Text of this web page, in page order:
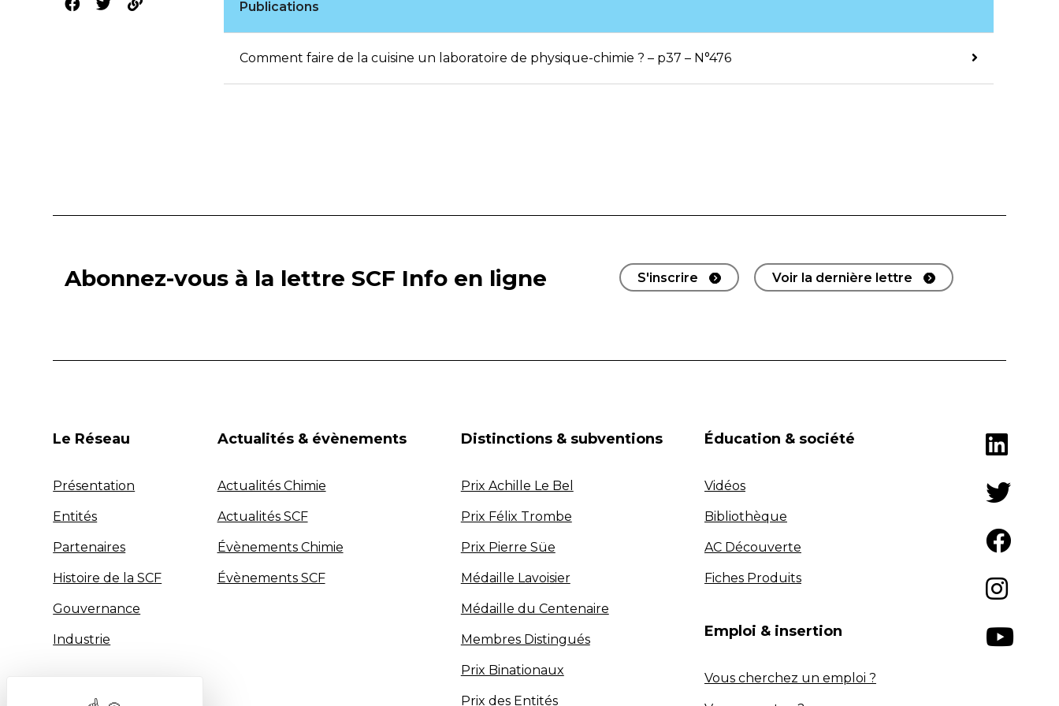
Publications
Comment faire de la cuisine un laboratoire de physique-chimie ? – p37 – N°476
Abonnez-vous à la lettre SCF Info en ligne S'inscrire Voir la dernière lettre
Le Réseau
Présentation
Entités
Partenaires
Histoire de la SCF
Gouvernance
Industrie
Actualités & évènements
Actualités Chimie
Actualités SCF
Évènements Chimie
Évènements SCF
Distinctions & subventions
Prix Achille Le Bel
Prix Félix Trombe
Prix Pierre Süe
Médaille Lavoisier
Médaille du Centenaire
Membres Distingués
Prix Binationaux
Prix des Entités
Éducation & société
Vidéos
Bibliothèque
AC Découverte
Fiches Produits
Emploi & insertion
Vous cherchez un emploi ?